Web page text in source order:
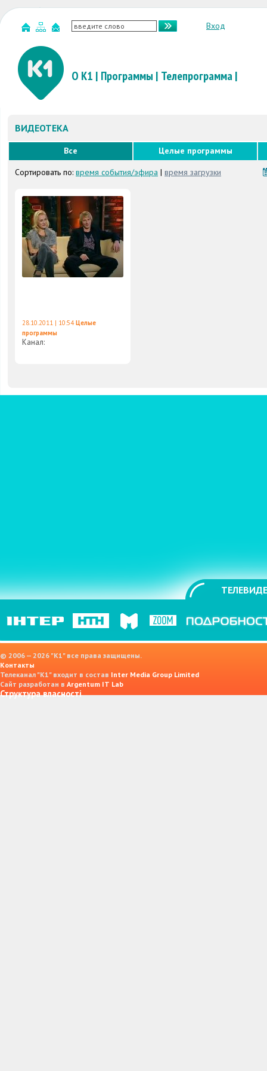
Вход
О К1 | Программы | Телепрограмма|
ВИДЕОТЕКА
Все
Целые программы
Сортировать по: время события/эфира | время загрузки
28.10.2011 | 10:54 Целые
программы
Канал:
© 2006 — 2026 "K1" все права защищены.
Контакты
Телеканал "К1" входит в состав Inter Media Group Limited
Сайт разработан в Argentum IT Lab
Структура власності